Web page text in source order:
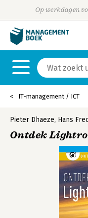
Op werkdagen
IT-management / ICT
Pieter Dhaeze, Hans
Ontdek